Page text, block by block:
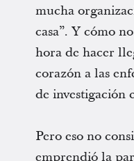
mucha
casa”. Y cómo
hora de hacer
corazón a las
de investigación
Pero eso no
emprendió la